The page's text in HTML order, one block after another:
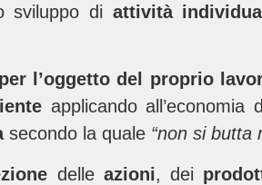
sviluppo di attività
l’oggetto del proprio
applicando
secondo la quale “non si butta
delle azioni, dei